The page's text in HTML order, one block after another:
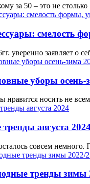
за 50 – это не
смелость
уверенно заявляет о
уборы осень-
нравится носить не
августа
совсем
тренды зимы